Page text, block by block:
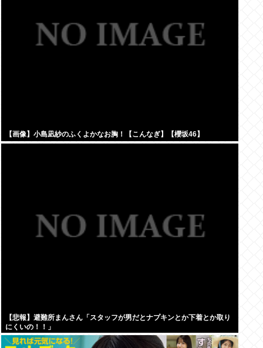
【画像】小島凪紗のふくよかなお胸！【こんなぎ】【櫻坂46】
【悲報】避難所まんさん「スタッフが男だとナプキンとか下着とか取り
にくいの！！」